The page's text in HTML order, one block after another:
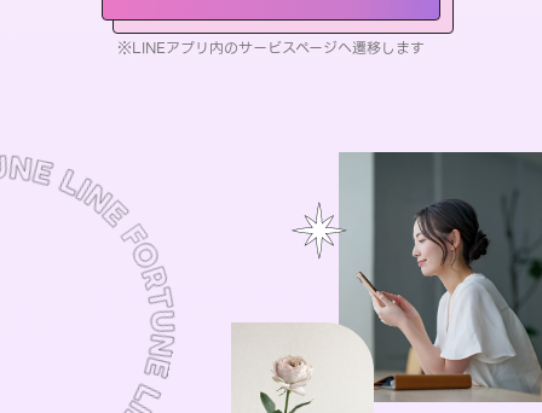
※LINEアプリ内のサービスページへ遷移します